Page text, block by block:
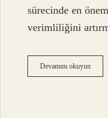
sürecinde en
verimliliğini
Devamını okuyun